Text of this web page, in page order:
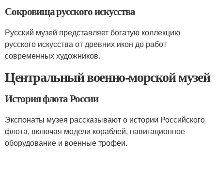
Сокровища русского искусства
Русский музей представляет богатую коллекцию
русского искусства от древних икон до работ
современных художников.
Центральный военно-морской музей
История флота России
Экспонаты музея рассказывают о истории Российского
флота, включая модели кораблей, навигационное
оборудование и военные трофеи.